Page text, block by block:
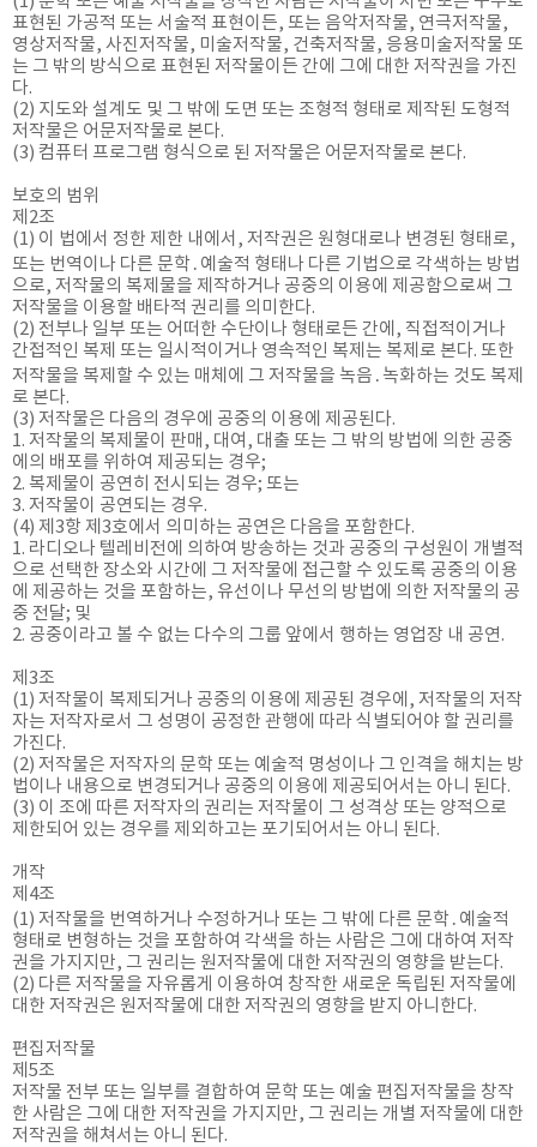
표현된 가공적 또는 서술적 표현이든, 또는 음악저작물, 연극저작물,
영상저작물, 사진저작물, 미술저작물, 건축저작물, 응용미술저작물 또
는 그 밖의 방식으로 표현된 저작물이든 간에 그에 대한 저작권을 가진
다.
(2) 지도와 설계도 및 그 밖에 도면 또는 조형적 형태로 제작된 도형적
저작물은 어문저작물로 본다.
(3) 컴퓨터 프로그램 형식으로 된 저작물은 어문저작물로 본다.
보호의 범위
제2조
(1) 이 법에서 정한 제한 내에서, 저작권은 원형대로나 변경된 형태로,
또는 번역이나 다른 문학․예술적 형태나 다른 기법으로 각색하는 방법
으로, 저작물의 복제물을 제작하거나 공중의 이용에 제공함으로써 그
저작물을 이용할 배타적 권리를 의미한다.
(2) 전부나 일부 또는 어떠한 수단이나 형태로든 간에, 직접적이거나
간접적인 복제 또는 일시적이거나 영속적인 복제는 복제로 본다. 또한
저작물을 복제할 수 있는 매체에 그 저작물을 녹음․녹화하는 것도 복제
로 본다.
(3) 저작물은 다음의 경우에 공중의 이용에 제공된다.
1. 저작물의 복제물이 판매, 대여, 대출 또는 그 밖의 방법에 의한 공중
에의 배포를 위하여 제공되는 경우;
2. 복제물이 공연히 전시되는 경우; 또는
3. 저작물이 공연되는 경우.
(4) 제3항 제3호에서 의미하는 공연은 다음을 포함한다.
1. 라디오나 텔레비전에 의하여 방송하는 것과 공중의 구성원이 개별적
으로 선택한 장소와 시간에 그 저작물에 접근할 수 있도록 공중의 이용
에 제공하는 것을 포함하는, 유선이나 무선의 방법에 의한 저작물의 공
중 전달; 및
2. 공중이라고 볼 수 없는 다수의 그룹 앞에서 행하는 영업장 내 공연.
제3조
(1) 저작물이 복제되거나 공중의 이용에 제공된 경우에, 저작물의 저작
자는 저작자로서 그 성명이 공정한 관행에 따라 식별되어야 할 권리를
가진다.
(2) 저작물은 저작자의 문학 또는 예술적 명성이나 그 인격을 해치는 방
법이나 내용으로 변경되거나 공중의 이용에 제공되어서는 아니 된다.
(3) 이 조에 따른 저작자의 권리는 저작물이 그 성격상 또는 양적으로
제한되어 있는 경우를 제외하고는 포기되어서는 아니 된다.
개작
제4조
(1) 저작물을 번역하거나 수정하거나 또는 그 밖에 다른 문학․예술적
형태로 변형하는 것을 포함하여 각색을 하는 사람은 그에 대하여 저작
권을 가지지만, 그 권리는 원저작물에 대한 저작권의 영향을 받는다.
(2) 다른 저작물을 자유롭게 이용하여 창작한 새로운 독립된 저작물에
대한 저작권은 원저작물에 대한 저작권의 영향을 받지 아니한다.
편집저작물
제5조
저작물 전부 또는 일부를 결합하여 문학 또는 예술 편집저작물을 창작
한 사람은 그에 대한 저작권을 가지지만, 그 권리는 개별 저작물에 대한
저작권을 해쳐서는 아니 된다.